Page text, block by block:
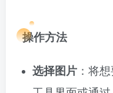
操作方法
选择图片 ：将